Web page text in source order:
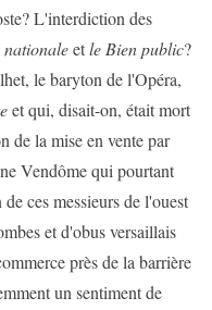
L'interdiction des
etle Bien public?
le baryton de l'Opéra,
et qui, disait-on, était mort
de la mise en vente par
Vendôme qui pourtant
ces messieurs de l'ouest
et d'obus versaillais
près de la barrière
un sentiment de